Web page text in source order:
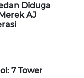
Diduga
AJ
7 Tower